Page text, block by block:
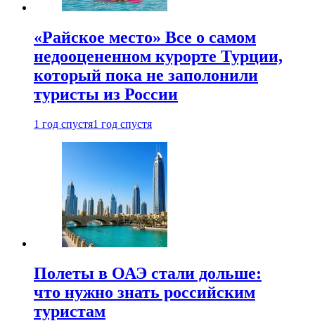
«Райское место» Все о самом
недооцененном курорте Турции,
который пока не заполонили
туристы из России
1 год спустя1 год спустя
Полеты в ОАЭ стали дольше:
что нужно знать российским
туристам